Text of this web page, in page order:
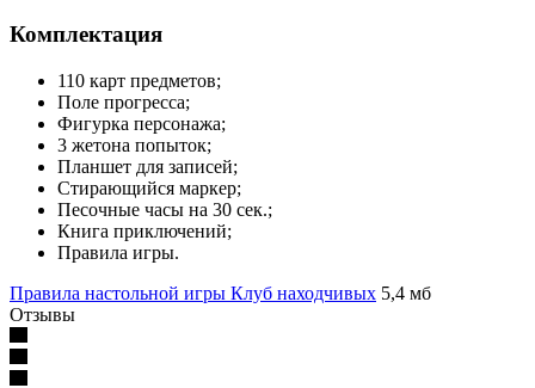
Комплектация
110 карт предметов;
Поле прогресса;
Фигурка персонажа;
3 жетона попыток;
Планшет для записей;
Стирающийся маркер;
Песочные часы на 30 сек.;
Книга приключений;
Правила игры.
Правила настольной игры Клуб находчивых 5,4 мб
Отзывы